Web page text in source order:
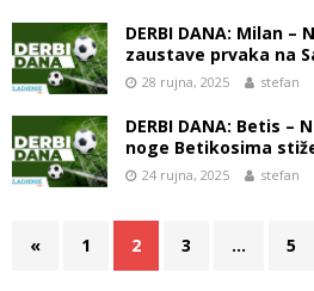
DERBI DANA: Milan –
zaustave prvaka na
28 rujna, 2025 stefan
DERBI DANA: Betis
noge Betikosima
24 rujna, 2025 stefan
« 1 2 3 … 5